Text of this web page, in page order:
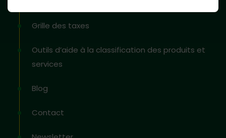
Grille des taxes
Outils d’aide à la classification des produits et
services
Blog
Contact